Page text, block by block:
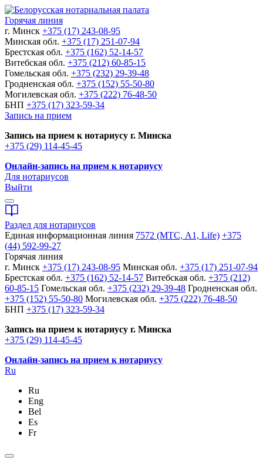
Горячая линия
г. Минск +375 (17) 243-08-95
Минская обл. +375 (17) 251-07-94
Брестская обл. +375 (162) 52-14-57
Витебская обл. +375 (212) 60-85-15
Гомельская обл. +375 (232) 29-39-48
Гродненская обл. +375 (152) 55-50-80
Могилевская обл. +375 (222) 76-48-50
БНП +375 (17) 323-59-34
Запись на прием
Запись на прием к нотариусу г. Минска
+375 (29) 114-45-45
Онлайн-запись на прием к нотариусу
Для нотариусов
Выйти
Раздел для нотариусов
Единая информационная линия 7572 (МТС, A1, Life) +375
(44) 592-99-27
Горячая линия
г. Минск +375 (17) 243-08-95 Минская обл. +375 (17) 251-07-94
Брестская обл. +375 (162) 52-14-57 Витебская обл. +375 (212)
60-85-15 Гомельская обл. +375 (232) 29-39-48 Гродненская обл.
+375 (152) 55-50-80 Могилевская обл. +375 (222) 76-48-50
БНП +375 (17) 323-59-34
Запись на прием к нотариусу г. Минска
+375 (29) 114-45-45
Онлайн-запись на прием к нотариусу
Ru
Ru
Eng
Bel
Es
Fr